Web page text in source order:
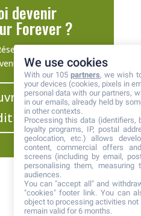
devenir
Forever ?
Complément
etc.
les
We use cookies
With our 105partners, we wish
your devices (cookies, pixels in
personal data with our partners,
in our emails, already held by
in other contexts.
Processing this data (identifiers,
loyalty programs, IP, postal
geolocation, etc.) allows
content, commercial offers
screens (including by email,
personalising them, measuring
audiences.
You can "accept all" and
"cookies" footer link. You can
object to processing activities
remain valid for 6 months.